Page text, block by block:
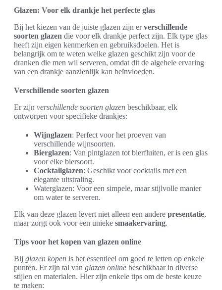
Glazen: Voor elk drankje het perfecte glas
Bij het kiezen van de juiste glazen zijn erverschillende
soorten glazen die voor elk drankje perfect zijn. Elk type glas
heeft zijn eigen kenmerken en gebruiksdoelen. Het is
belangrijk om te weten welke glazen geschikt zijn voor de
dranken die men wil serveren, omdat dit de algehele ervaring
van een drankje aanzienlijk kan beïnvloeden.
Verschillende soorten glazen
Er zijn verschillende soorten glazen beschikbaar, elk
ontworpen voor specifieke drankjes:
Wijnglazen: Perfect voor het proeven van
verschillende wijnsoorten.
Bierglazen: Van pintglazen tot bierfluiten, er is een glas
voor elke biersoort.
Cocktailglazen: Geschikt voor cocktails met een
elegante uitstraling.
Waterglazen: Voor een simpele, maar stijlvolle manier
om water te serveren.
Elk van deze glazen levert niet alleen een andere presentatie,
maar zorgt ook voor een unieke smaakervaring.
Tips voor het kopen van glazen online
Bij glazen kopen is het essentieel om goed te letten op enkele
punten. Er zijn tal van glazen online beschikbaar in diverse
stijlen en materialen. Hier zijn enkele tips om de beste keuze
te maken: